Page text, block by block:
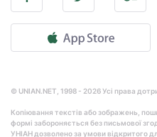
© UNIAN.NET, 1998 - 2026 Усі права
Копіювання текстів або зображень,
формі забороняється без письмової
УНІАН дозволено за умови відкритого